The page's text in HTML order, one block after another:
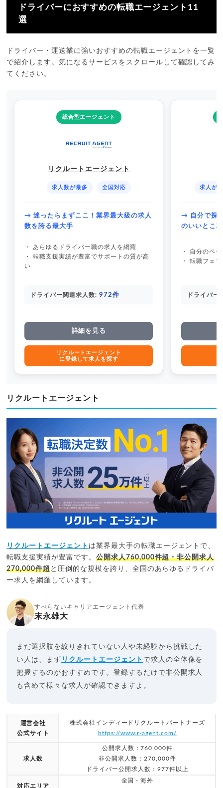
ドライバーにおすすめの転職エージェント11
選
ドライバー・運送業に強いおすすめの転職エージェントを一覧
で紹介します。気になるサービスをスクロールして確認してみ
てください。
総合型エージェント
リクルートエージェント
求人数が最多 全国対応
→ 迷ったらまずここ！業界最大級の求人
数を誇る最大手
・ あらゆるドライバー職の求人を網羅
・ 転職支援実績が豊富でサポートの質が高
い
ドライバー関連求人数: 972件
詳細を見る
リクルートエージェント
に登録して求人を探す
求人が
→ 自分で探
のいいとこ
・ 自分のペ
・ 転職フェ
ドライバー
リクルートエージェント
リクルートエージェント は業界最大手の転職エージェントで、
転職支援実績が豊富です。 公開求人760,000件超・非公開求人
270,000件超と圧倒的な規模を誇り、全国のあらゆるドライバ
ー求人を網羅しています。
すべらないキャリアエージェント代表
末永雄大
まだ選択肢を絞りきれていない人や未経験から挑戦した
い人は、まず リクルートエージェント で求人の全体像を
把握するのがおすすめです。登録するだけで非公開求人
も含めて様々な求人が確認できますよ。
運営会社
公式サイト
株式会社インディードリクルートパートナーズ
https://www.r-agent.com/
求人数
公開求人数：760,000件
非公開求人数：270,000件
ドライバー公開求人数：977件以上
対応エリア
全国・海外